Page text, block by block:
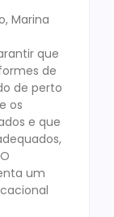
Marina
que
de
de perto
os
e que
um